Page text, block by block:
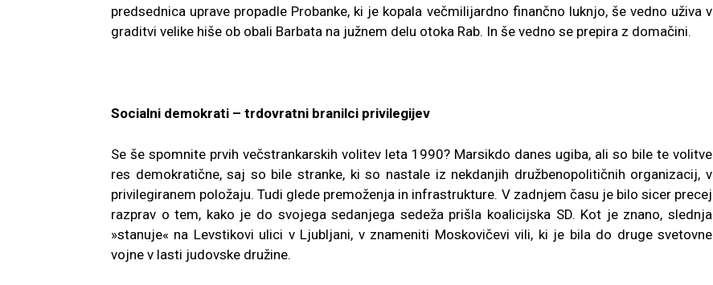
predsednica uprave propadle Probanke, ki je kopala večmilijardno finančno luknjo, še vedno uživa v
graditvi velike hiše ob obali Barbata na južnem delu otoka Rab. In še vedno se prepira z domačini.
Socialni demokrati – trdovratni branilci privilegijev
Se še spomnite prvih večstrankarskih volitev leta 1990? Marsikdo danes ugiba, ali so bile te volitve
res demokratične, saj so bile stranke, ki so nastale iz nekdanjih družbenopolitičnih organizacij, v
privilegiranem položaju. Tudi glede premoženja in infrastrukture. V zadnjem času je bilo sicer precej
razprav o tem, kako je do svojega sedanjega sedeža prišla koalicijska SD. Kot je znano, slednja
»stanuje« na Levstikovi ulici v Ljubljani, v znameniti Moskovičevi vili, ki je bila do druge svetovne
vojne v lasti judovske družine.